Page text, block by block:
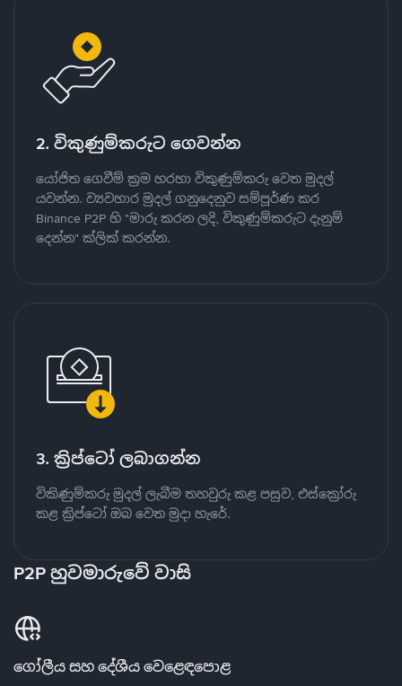
2. විකුණුම්කරුට ගෙවන්න
යෝජිත ගෙවීම් ක්‍රම හරහා විකුණුම්කරු වෙත මුදල්
යවන්න. ව්‍යවහාර මුදල් ගනුදෙනුව සම්පූර්ණ කර
Binance P2P හි "මාරු කරන ලදි, විකුණුම්කරුට දැනුම්
දෙන්න" ක්ලික් කරන්න.
3. ක්‍රිප්ටෝ ලබාගන්න
විකිණුම්කරු මුදල් ලැබීම තහවුරු කළ පසුව, එස්ක්‍රෝරු
කළ ක්‍රිප්ටෝ ඔබ වෙත මුදා හැරේ.
P2P හුවමාරුවේ වාසි
ගෝලීය සහ දේශීය වෙළෙඳපොළ